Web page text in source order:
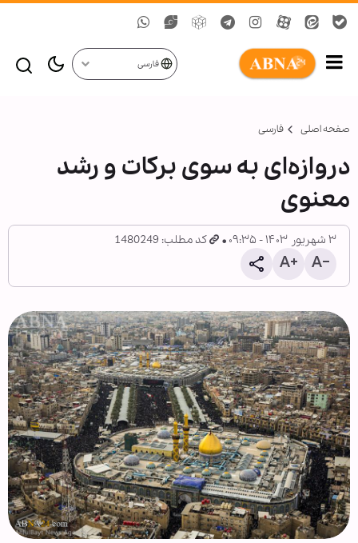
فارسی
صفحه اصلی فارسی
دروازه‌ای به سوی برکات و رشد
معنوی
۳ شهریور ۱۴۰۳ - ۰۹:۳۵ کد مطلب: 1480249